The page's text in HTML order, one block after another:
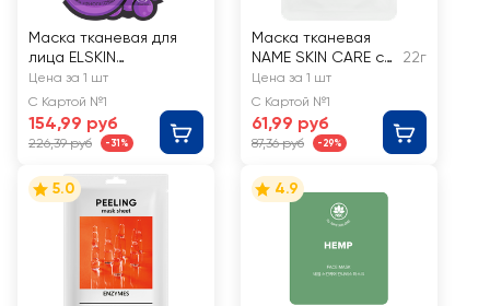
Маска тканевая для
лица ELSKIN
Фиолетовый микс
Цена за 1 шт
С Картой №1
154,99 руб
226,39 руб -31%
Маска тканевая
NAME SKIN CARE с
кокосом
22г
Цена за 1 шт
С Картой №1
61,99 руб
87,36 руб -29%
5.0 4.9